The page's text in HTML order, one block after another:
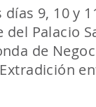
días 9, 10 y
del Palacio
de